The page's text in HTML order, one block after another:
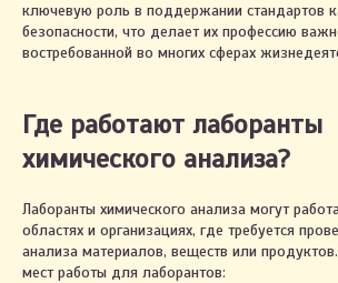
ключевую роль в поддержании стандартов
безопасности, что делает их профессию
востребованной во многих сферах
Где работают лаборанты
химического анализа?
Лаборанты химического анализа могут
областях и организациях, где требуется
анализа материалов, веществ или
мест работы для лаборантов: